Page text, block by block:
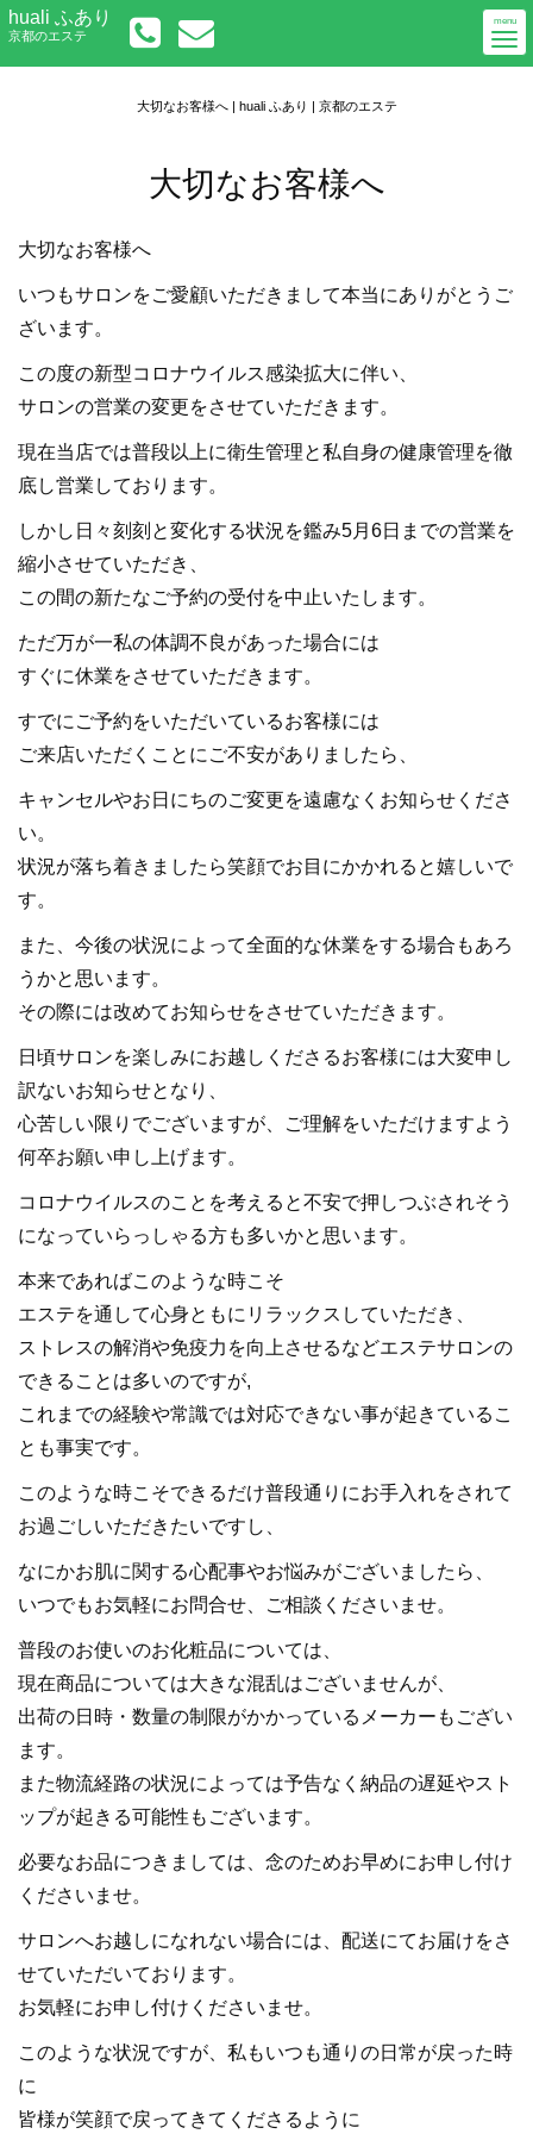
menu
huali ふあり
京都のエステ
初めての方へ
メニューについて
ご予約／お問い合わせ
大切なお客様へ | huali ふあり | 京都のエステ
大切なお客様へ
大切なお客様へ
いつもサロンをご愛顧いただきまして本当にありがとうご
ざいます。
この度の新型コロナウイルス感染拡大に伴い、
サロンの営業の変更をさせていただきます。
現在当店では普段以上に衛生管理と私自身の健康管理を徹
底し営業しております。
しかし日々刻刻と変化する状況を鑑み5月6日までの営業を
縮小させていただき、
この間の新たなご予約の受付を中止いたします。
ただ万が一私の体調不良があった場合には
すぐに休業をさせていただきます。
すでにご予約をいただいているお客様には
ご来店いただくことにご不安がありましたら、
キャンセルやお日にちのご変更を遠慮なくお知らせくださ
い。
状況が落ち着きましたら笑顔でお目にかかれると嬉しいで
す。
また、今後の状況によって全面的な休業をする場合もあろ
うかと思います。
その際には改めてお知らせをさせていただきます。
日頃サロンを楽しみにお越しくださるお客様には大変申し
訳ないお知らせとなり、
心苦しい限りでございますが、ご理解をいただけますよう
何卒お願い申し上げます。
コロナウイルスのことを考えると不安で押しつぶされそう
になっていらっしゃる方も多いかと思います。
本来であればこのような時こそ
エステを通して心身ともにリラックスしていただき、
ストレスの解消や免疫力を向上させるなどエステサロンの
できることは多いのですが,
これまでの経験や常識では対応できない事が起きているこ
とも事実です。
このような時こそできるだけ普段通りにお手入れをされて
お過ごしいただきたいですし、
なにかお肌に関する心配事やお悩みがございましたら、
いつでもお気軽にお問合せ、ご相談くださいませ。
普段のお使いのお化粧品については、
現在商品については大きな混乱はございませんが、
出荷の日時・数量の制限がかかっているメーカーもござい
ます。
また物流経路の状況によっては予告なく納品の遅延やスト
ップが起きる可能性もございます。
必要なお品につきましては、念のためお早めにお申し付け
くださいませ。
サロンへお越しになれない場合には、配送にてお届けをさ
せていただいております。
お気軽にお申し付けくださいませ。
このような状況ですが、私もいつも通りの日常が戻った時
に
皆様が笑顔で戻ってきてくださるように